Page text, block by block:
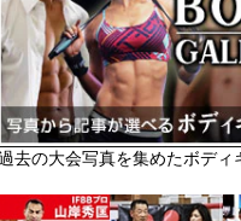
去の大会写真を集めたボディ